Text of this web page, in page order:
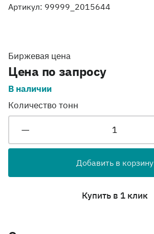
Артикул: 99999_2015644
Биржевая цена
Цена по запросу
В наличии
Количество тонн
Добавить в корзину
Купить в 1 клик